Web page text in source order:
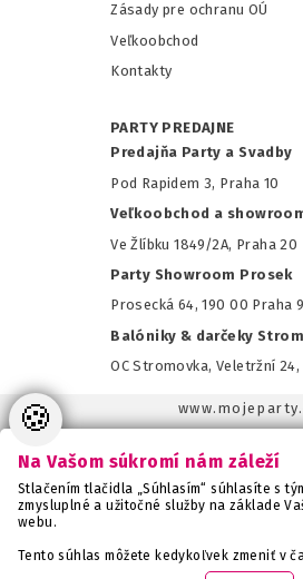
Zásady pre ochranu OÚ
Veľkoobchod
Kontakty
PARTY PREDAJNE
Predajňa Party a Svadby
Pod Rapidem 3, Praha 10
Veľkoobchod a
Ve Žlíbku 1849/2A, Praha 20
Party Showroom Prosek
Prosecká 64, 190 00 Praha 9
Balóniky & darčeky
OC Stromovka, Veletržní 24,
🍪
Na Vašom súkromí nám záleží
Stlačením tlačidla „Súhlasím“ súhlasíte s
zmysluplné a užitočné služby na základe
webu.
Tento súhlas môžete kedykoľvek zmeniť v